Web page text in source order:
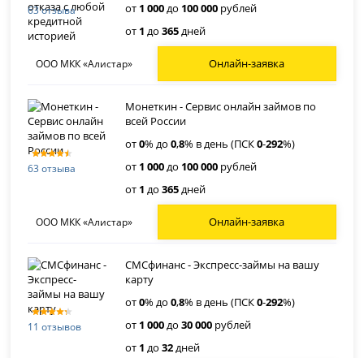
63 отзыва
от 1 000до 100 000 рублей
от 1 до365дней
ООО МКК «Алистар» Онлайн-заявка
63 отзыва
Монеткин - Сервис онлайн займов по
всей России
от0% до0,8% в день (ПСК0-292%)
от 1 000до 100 000 рублей
от 1 до365дней
ООО МКК «Алистар» Онлайн-заявка
11 отзывов
СМСфинанс - Экспресс-займы на вашу
карту
от0% до0,8% в день (ПСК0-292%)
от 1 000до30 000 рублей
от 1 до32дней